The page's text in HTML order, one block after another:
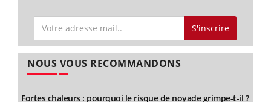
S'inscrire
NOUS VOUS RECOMMANDONS
Fortes chaleurs : pourquoi le risque de noyade grimpe-t-il ?